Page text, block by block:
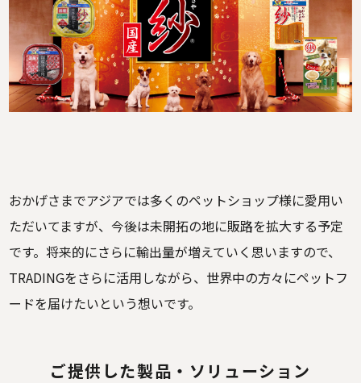
おかげさまでアジアでは多くのペットショップ様に愛用い
ただいてますが、今後は未開拓の地に販路を拡大する予定
です。将来的にさらに輸出量が増えていく思いますので、
TRADINGをさらに活用しながら、世界中の方々にペットフ
ードを届けたいという想いです。
ご提供した製品・ソリューション